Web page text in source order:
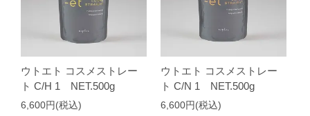
ウトエト コスメストレー
ト C/H 1 NET.500g
6,600円(税込)
ウトエト コスメストレー
ト C/N 1 NET.500g
6,600円(税込)